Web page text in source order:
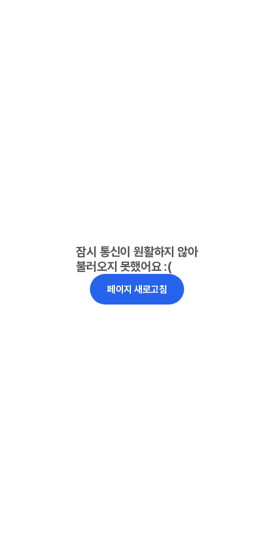
잠시 통신이 원활하지 않아
불러오지 못했어요 :(
페이지 새로고침